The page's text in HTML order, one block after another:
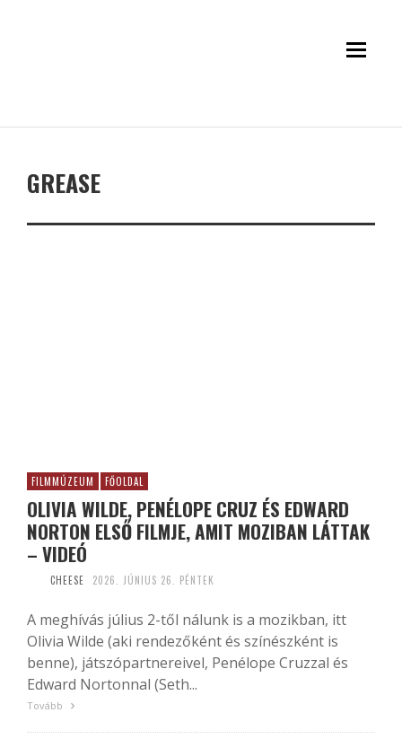
GREASE
FILMMÚZEUM FŐOLDAL
OLIVIA WILDE, PENÉLOPE CRUZ ÉS EDWARD
NORTON ELSŐ FILMJE, AMIT MOZIBAN LÁTTAK
– VIDEÓ
CHEESE 2026. JÚNIUS 26. PÉNTEK
A meghívás július 2-től nálunk is a mozikban, itt
Olivia Wilde (aki rendezőként és színészként is
benne), játszópartnereivel, Penélope Cruzzal és
Edward Nortonnal (Seth...
Tovább